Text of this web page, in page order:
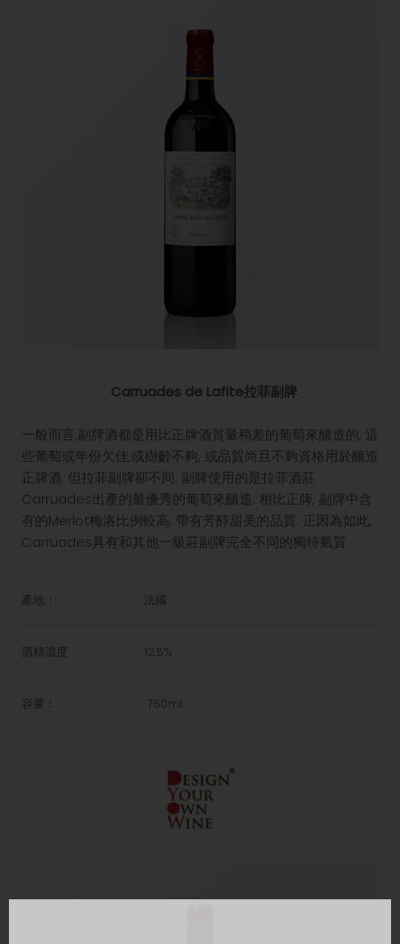
Carruades de Lafite拉菲副牌
一般而言,副牌酒都是用比正牌酒質量稍差的葡萄來釀造的, 這
些葡萄或年份欠佳,或樹齡不夠, 或品質尚且不夠資格用於釀造
正牌酒. 但拉菲副牌卻不同; 副牌使用的是拉菲酒莊
Carruades出產的最優秀的葡萄來釀造. 相比正牌, 副牌中含
有的Merlot梅洛比例較高, 帶有芳醇甜美的品質. 正因為如此,
Carruades具有和其他一級莊副牌完全不同的獨特氣質.
產地： 法國
酒精濃度 12.5%
容量： 750ml